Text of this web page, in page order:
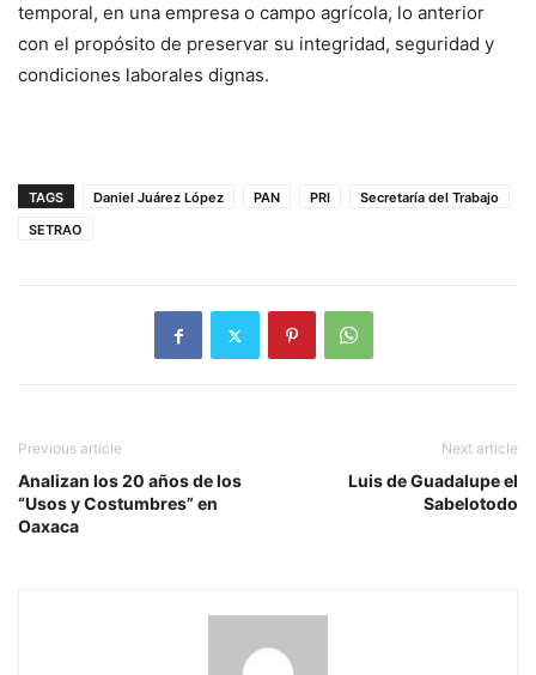
temporal, en una empresa o campo agrícola, lo anterior
con el propósito de preservar su integridad, seguridad y
condiciones laborales dignas.
TAGS Daniel Juárez López PAN PRI
Secretaría del Trabajo
SETRAO
Previous article
Analizan los 20 años de los
“Usos y Costumbres” en
Oaxaca
Next article
Luis de Guadalupe el
Sabelotodo